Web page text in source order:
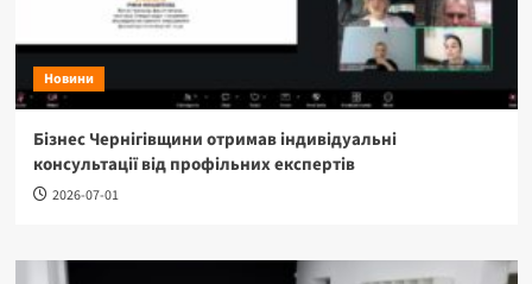
Новини
Бізнес Чернігівщини отримав індивідуальні
консультації від профільних експертів
2026-07-01